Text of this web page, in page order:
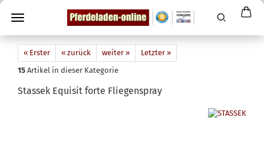
« Erster « zurück weiter »
Letzter »
15 Artikel in dieser Kategorie
Stassek Equisit forte Fliegenspray